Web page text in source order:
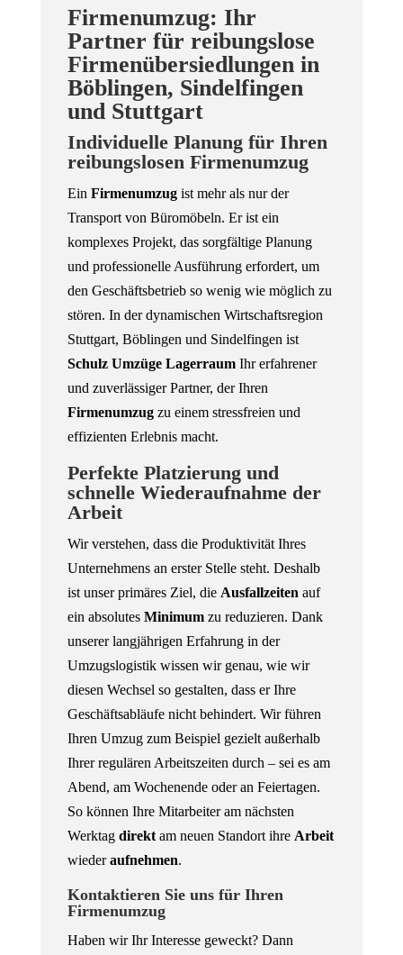
Firmenumzug: Ihr
Partner für reibungslose
Firmenübersiedlungen in
Böblingen, Sindelfingen
und Stuttgart
Individuelle Planung für Ihren
reibungslosen Firmenumzug
Ein Firmenumzugist mehr als nur der
Transport von Büromöbeln. Er ist ein
komplexes Projekt, das sorgfältige Planung
und professionelle Ausführung erfordert, um
den Geschäftsbetrieb so wenig wie möglich zu
stören. In der dynamischen Wirtschaftsregion
Stuttgart, Böblingen und Sindelfingen ist
Schulz Umzüge LagerraumIhr erfahrener
und zuverlässiger Partner, der Ihren
Firmenumzugzu einem stressfreien und
effizienten Erlebnis macht.
Perfekte Platzierung und
schnelle Wiederaufnahme der
Arbeit
Wir verstehen, dass die Produktivität Ihres
Unternehmens an erster Stelle steht. Deshalb
ist unser primäres Ziel, die Ausfallzeiten auf
ein absolutes Minimumzu reduzieren. Dank
unserer langjährigen Erfahrung in der
Umzugslogistik wissen wir genau, wie wir
diesen Wechsel so gestalten, dass er Ihre
Geschäftsabläufe nicht behindert. Wir führen
Ihren Umzug zum Beispiel gezielt außerhalb
Ihrer regulären Arbeitszeiten durch – sei es am
Abend, am Wochenende oder an Feiertagen.
So können Ihre Mitarbeiter am nächsten
Werktag direktam neuen Standort ihre Arbeit
wiederaufnehmen.
Kontaktieren Sie uns für Ihren
Firmenumzug
Haben wir Ihr Interesse geweckt? Dann